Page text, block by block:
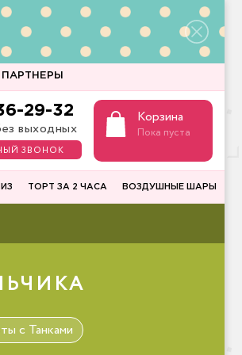
ПАРТНЕРЫ
29-32
выходных
ЗВОНОК
Корзина
Пока пуста
ТОРТ ЗА 2 ЧАСА ВОЗДУШНЫЕ ШАРЫ
с Танками